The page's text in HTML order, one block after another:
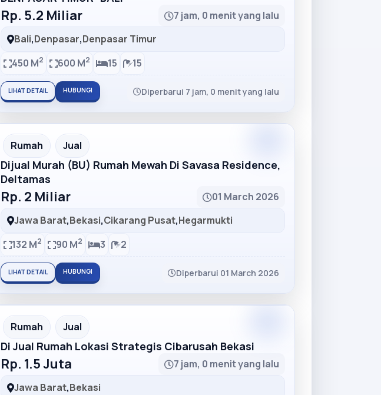
Rp. 5.2 Miliar
7 jam, 0 menit yang lalu
Bali,Denpasar,Denpasar Timur
450 M2 600 M2 15 15
LIHAT DETAIL HUBUNGI Diperbarui 7 jam, 0 menit yang lalu
Partner Ad
Rumah Jual
Dijual Murah (BU) Rumah Mewah Di Savasa Residence,
Deltamas
Rp. 2 Miliar
01 March 2026
Jawa Barat,Bekasi,Cikarang Pusat,Hegarmukti
132 M2 90 M2 3 2
LIHAT DETAIL HUBUNGI Diperbarui 01 March 2026
Partner Ad
Rumah Jual
Di Jual Rumah Lokasi Strategis Cibarusah Bekasi
Rp. 1.5 Juta
7 jam, 0 menit yang lalu
Jawa Barat,Bekasi